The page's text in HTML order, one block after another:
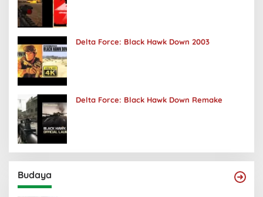
Delta Force: Black Hawk Down 2003
Delta Force: Black Hawk Down Remake
Budaya